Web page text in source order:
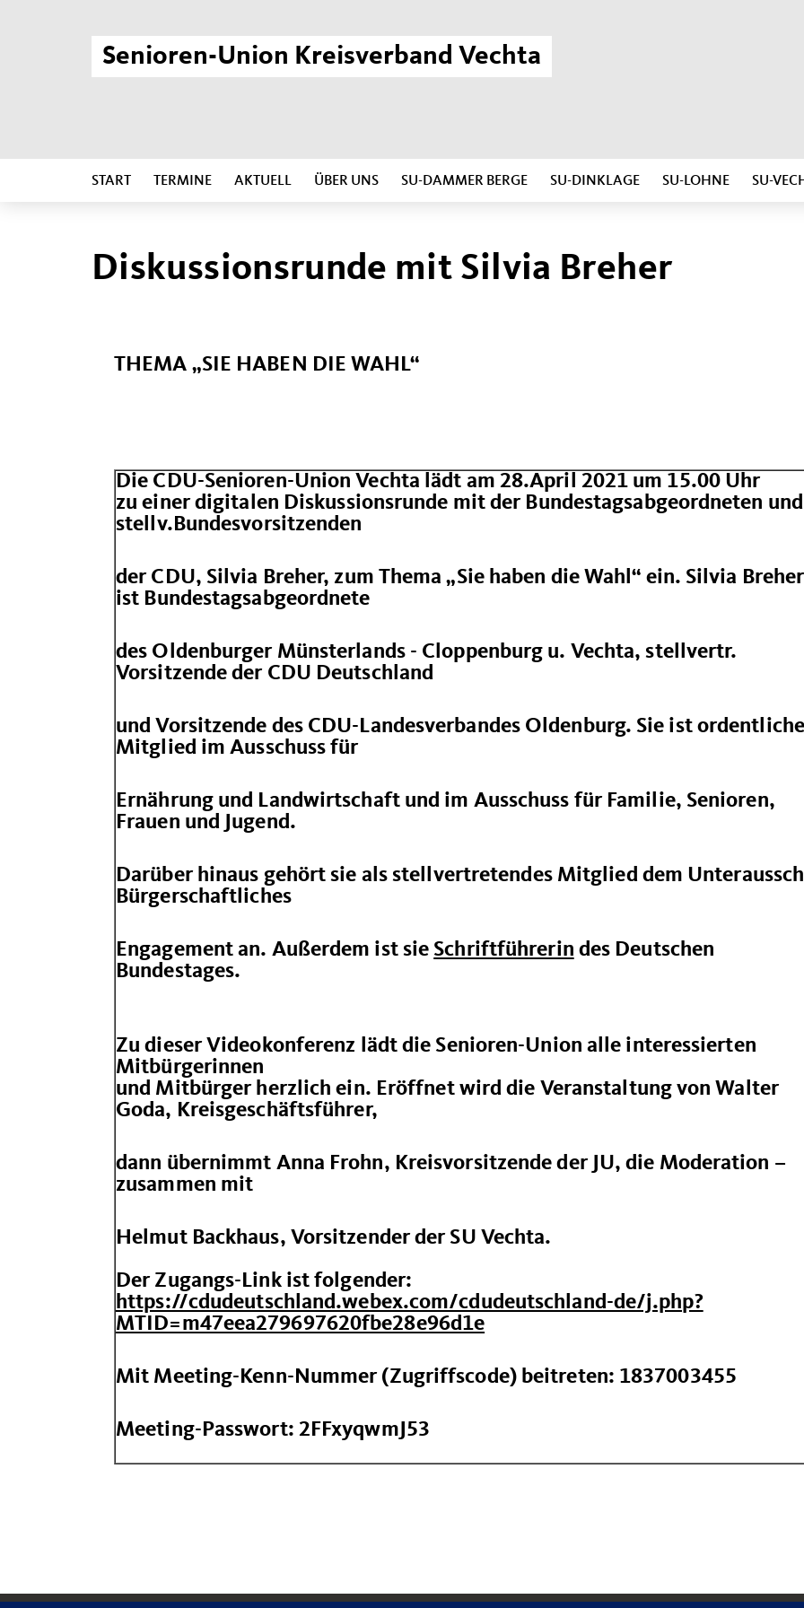
Senioren-Union Kreisverband Vechta
START TERMINE AKTUELL ÜBER UNS SU-DAMMER BERGE SU-DINKLAGE SU-LOHNE SU-
Diskussionsrunde mit Silvia Breher
THEMA „SIE HABEN DIE WAHL“
Die CDU-Senioren-Union Vechta lädt am 28.April 2021 um 15.00 Uhr
zu einer digitalen Diskussionsrunde mit der Bundestagsabgeordneten und
stellv.Bundesvorsitzenden
der CDU, Silvia Breher, zum Thema „Sie haben die Wahl“ ein. Silvia Breher
ist Bundestagsabgeordnete
des Oldenburger Münsterlands - Cloppenburg u. Vechta, stellvertr.
Vorsitzende der CDU Deutschland
und Vorsitzende des CDU-Landesverbandes Oldenburg. Sie ist
Mitglied im Ausschuss für
Ernährung und Landwirtschaft und im Ausschuss für Familie, Senioren,
Frauen und Jugend.
Darüber hinaus gehört sie als stellvertretendes Mitglied dem
Bürgerschaftliches
Engagement an. Außerdem ist sie Schriftführerin des Deutschen
Bundestages.
Zu dieser Videokonferenz lädt die Senioren-Union alle interessierten
Mitbürgerinnen
und Mitbürger herzlich ein. Eröffnet wird die Veranstaltung von Walter
Goda, Kreisgeschäftsführer,
dann übernimmt Anna Frohn, Kreisvorsitzende der JU, die Moderation –
zusammen mit
Helmut Backhaus, Vorsitzender der SU Vechta.
Der Zugangs-Link ist folgender:
https://cdudeutschland.webex.com/cdudeutschland-de/j.php?
MTID=m47eea279697620fbe28e96d1e
Mit Meeting-Kenn-Nummer (Zugriffscode) beitreten: 1837003455
Meeting-Passwort: 2FFxyqwmJ53